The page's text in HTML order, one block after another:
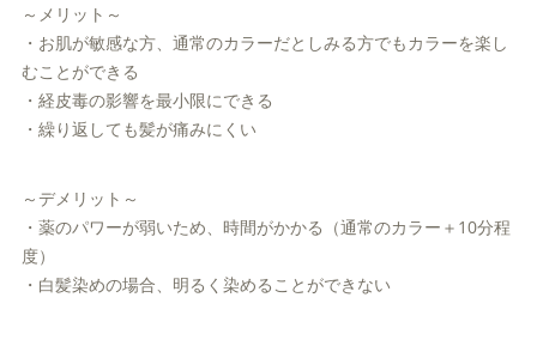
～メリット～
・お肌が敏感な方、通常のカラーだとしみる方でもカラーを楽し
むことができる
・経皮毒の影響を最小限にできる
・繰り返しても髪が痛みにくい
～デメリット～
・薬のパワーが弱いため、時間がかかる（通常のカラー＋10分程
度）
・白髪染めの場合、明るく染めることができない